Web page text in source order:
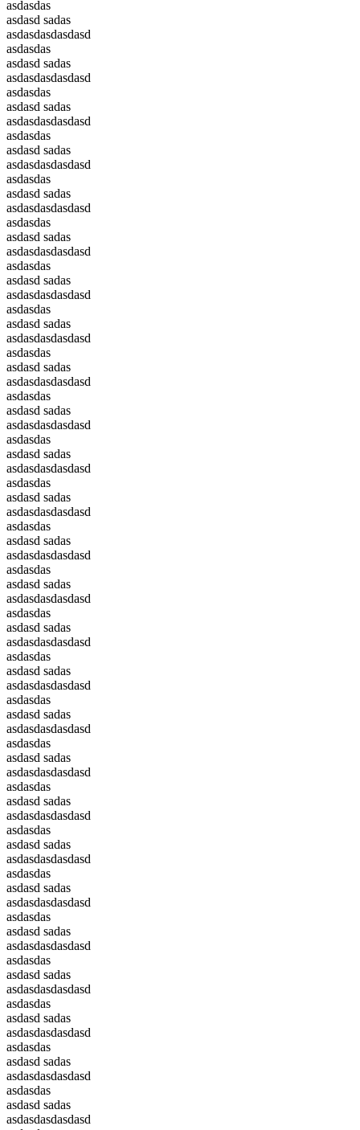
asdasdas
asdasd sadas
asdasdasdasdasd
asdasdas
asdasd sadas
asdasdasdasdasd
asdasdas
asdasd sadas
asdasdasdasdasd
asdasdas
asdasd sadas
asdasdasdasdasd
asdasdas
asdasd sadas
asdasdasdasdasd
asdasdas
asdasd sadas
asdasdasdasdasd
asdasdas
asdasd sadas
asdasdasdasdasd
asdasdas
asdasd sadas
asdasdasdasdasd
asdasdas
asdasd sadas
asdasdasdasdasd
asdasdas
asdasd sadas
asdasdasdasdasd
asdasdas
asdasd sadas
asdasdasdasdasd
asdasdas
asdasd sadas
asdasdasdasdasd
asdasdas
asdasd sadas
asdasdasdasdasd
asdasdas
asdasd sadas
asdasdasdasdasd
asdasdas
asdasd sadas
asdasdasdasdasd
asdasdas
asdasd sadas
asdasdasdasdasd
asdasdas
asdasd sadas
asdasdasdasdasd
asdasdas
asdasd sadas
asdasdasdasdasd
asdasdas
asdasd sadas
asdasdasdasdasd
asdasdas
asdasd sadas
asdasdasdasdasd
asdasdas
asdasd sadas
asdasdasdasdasd
asdasdas
asdasd sadas
asdasdasdasdasd
asdasdas
asdasd sadas
asdasdasdasdasd
asdasdas
asdasd sadas
asdasdasdasdasd
asdasdas
asdasd sadas
asdasdasdasdasd
asdasdas
asdasd sadas
asdasdasdasdasd